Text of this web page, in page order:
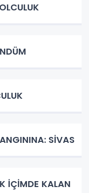
SİVAS
İÇİMDE KALAN